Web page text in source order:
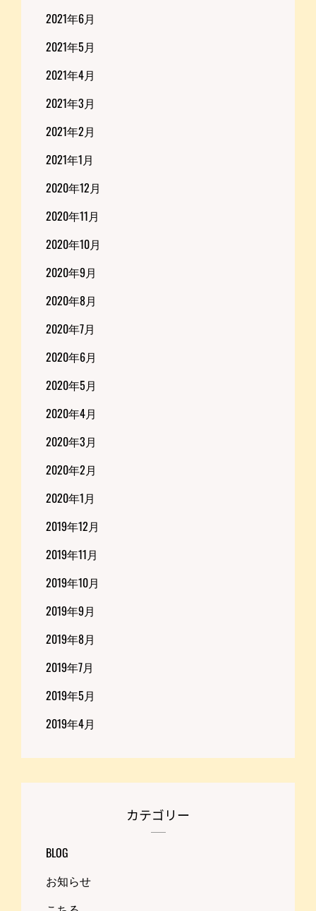
2021年6月
2021年5月
2021年4月
2021年3月
2021年2月
2021年1月
2020年12月
2020年11月
2020年10月
2020年9月
2020年8月
2020年7月
2020年6月
2020年5月
2020年4月
2020年3月
2020年2月
2020年1月
2019年12月
2019年11月
2019年10月
2019年9月
2019年8月
2019年7月
2019年5月
2019年4月
カテゴリー
BLOG
お知らせ